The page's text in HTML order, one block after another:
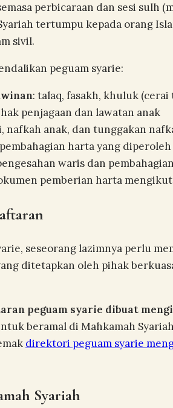
perbicaraan dan sesi sulh
tertumpu kepada orang
sivil.
peguam syarie:
: talaq, fasakh, khuluk (cerai
penjagaan dan lawatan anak
nafkah anak, dan tunggakan
harta yang
waris dan
pemberian harta
seseorang lazimnya perlu
ditetapkan oleh pihak
peguam syarie dibuat
beramal di Mahkamah
direktori peguam syarie
Syariah